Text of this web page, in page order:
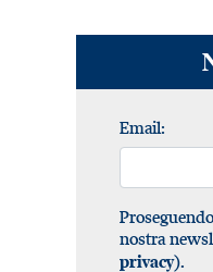
Email:
nostra
privacy).